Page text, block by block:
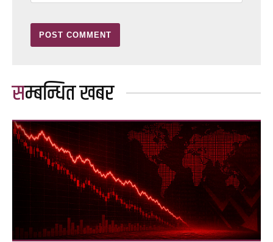
सम्बन्धित खबर